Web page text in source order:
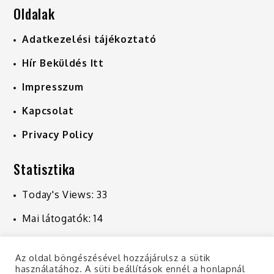
Oldalak
Adatkezelési tájékoztató
Hír Beküldés Itt
Impresszum
Kapcsolat
Privacy Policy
Statisztika
Today's Views: 33
Mai látogatók:14
Last 30 Days Views:1 044
Az oldal böngészésével hozzájárulsz a sütik
használatához. A süti beállítások ennél a honlapnál